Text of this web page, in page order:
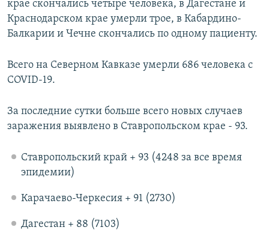
крае скончались четыре человека, в Дагестане и
Краснодарском крае умерли трое, в Кабардино-
Балкарии и Чечне скончались по одному пациенту.
Всего на Северном Кавказе умерли 686 человека с
COVID-19.
За последние сутки больше всего новых случаев
заражения выявлено в Ставропольском крае - 93.
Ставропольский край + 93 (4248 за все время
эпидемии)
Карачаево-Черкесия + 91 (2730)
Дагестан + 88 (7103)